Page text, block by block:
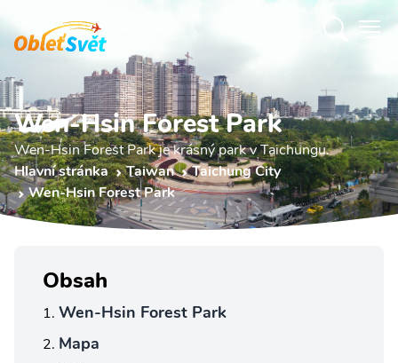
Wen-Hsin Forest Park
Wen-Hsin Forest Park je krásný park v Taichungu.
Hlavní stránka
Taiwan
Taichung City
Wen-Hsin Forest Park
Obsah
Wen-Hsin Forest Park
Mapa